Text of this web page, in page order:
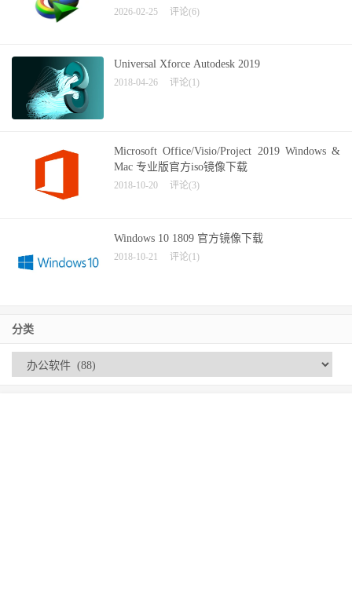
2026-02-25 评论(6)
Universal Xforce Autodesk 2019
2018-04-26 评论(1)
Microsoft Office/Visio/Project 2019 Windows &
Mac 专业版官方iso镜像下载
2018-10-20 评论(3)
Windows 10 1809 官方镜像下载
2018-10-21 评论(1)
分类